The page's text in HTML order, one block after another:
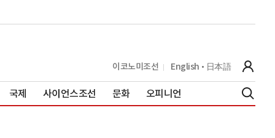
이코노미조선 English 日本語
국제 사이언스조선 문화 오피니언